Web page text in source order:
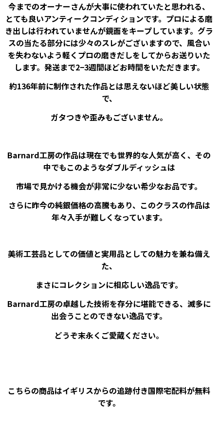
今までのオーナーさんが大事に使われていたと思われる、
とても良いアンティークコンディションです。プロによる磨
き出しは行われていませんが鏡面をキープしています。グラ
スの当たる部分には少々のスレがございますので、風合い
を失わないよう軽くプロの磨きだしをしてからお送りいた
します。発送まで2−3週間ほどお時間をいただきます。
約136年前に制作された作品とは思えないほど美しい状態
で、
ガタつきや歪みもございません。
Barnard工房の作品は現在でも世界的な人気が高く、その
中でもこのようなダブルディッシュは
市場で見かける機会が非常に少ない希少なお品です。
さらに昨今の純銀価格の高騰もあり、このクラスの作品は
年々入手が難しくなっています。
美術工芸品としての価値と実用品としての魅力を兼ね備え
た、
まさにコレクションに相応しい逸品です。
Barnard工房の卓越した技術を存分に堪能できる、滅多に
出会うことのできない逸品です。
どうぞ末永くご愛蔵ください。
こちらの商品はイギリスからの追跡付き国際宅配料が無料
です。